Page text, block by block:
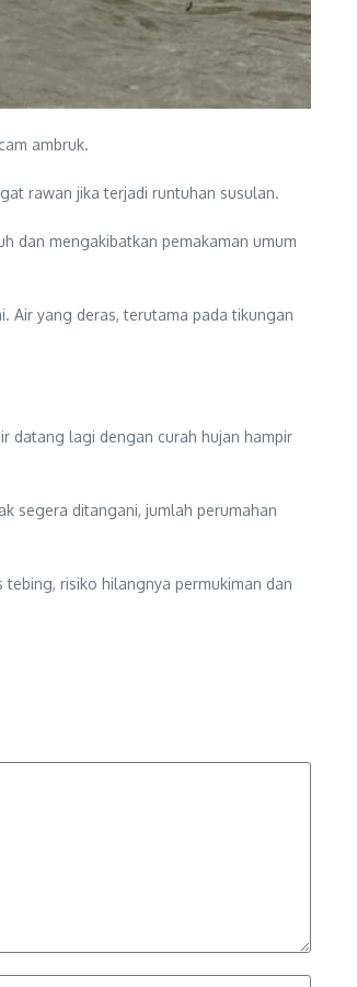
ambruk.
rawan jika terjadi runtuhan susulan.
dan mengakibatkan pemakaman umum
Air yang deras, terutama pada tikungan
datang lagi dengan curah hujan hampir
segera ditangani, jumlah perumahan
risiko hilangnya permukiman dan